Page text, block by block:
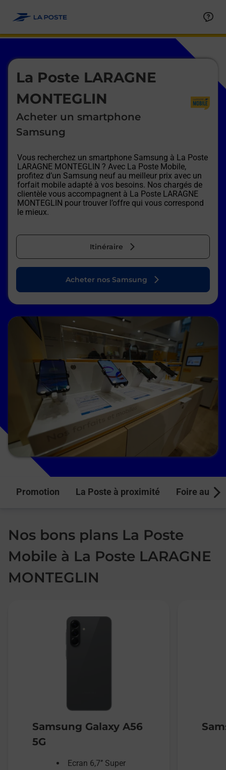
La Poste LARAGNE
MONTEGLIN
Acheter un smartphone
Samsung
Vous recherchez un smartphone Samsung à La Poste
LARAGNE MONTEGLIN ? Avec La Poste Mobile,
profitez d’un Samsung neuf au meilleur prix avec un
forfait mobile adapté à vos besoins. Nos chargés de
clientèle vous accompagnent à La Poste LARAGNE
MONTEGLIN pour trouver l’offre qui vous correspond
le mieux.
Itinéraire
Le lien s'ouvre dans un nouvel onglet
Acheter nos Samsung
Promotion La Poste à proximité Foire aux
Nos bons plans La Poste
Mobile à La Poste LARAGNE
MONTEGLIN
Samsung Galaxy A56
5G
Ecran 6,7’’ Super